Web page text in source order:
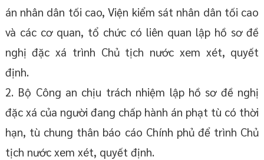
án nhân dân tối cao, Viện kiểm sát nhân dân tối cao
và các cơ quan, tổ chức có liên quan lập hồ sơ đề
nghị đặc xá trình Chủ tịch nước xem xét, quyết
định.
2. Bộ Công an chịu trách nhiệm lập hồ sơ đề nghị
đặc xá của người đang chấp hành án phạt tù có thời
hạn, tù chung thân báo cáo Chính phủ để trình Chủ
tịch nước xem xét, quyết định.